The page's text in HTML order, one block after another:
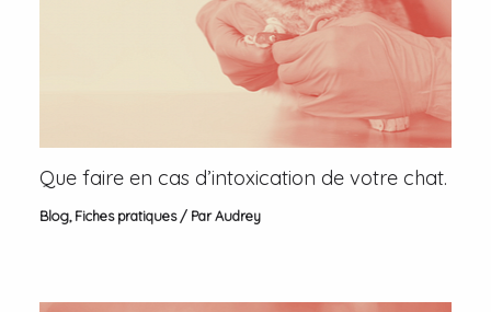
Que faire en cas d’intoxication de votre chat.
Blog, Fiches pratiques/ ParAudrey